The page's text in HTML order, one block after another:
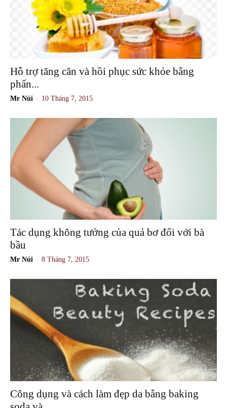
Hỗ trợ tăng cân và hồi phục sức khỏe bằng
phấn...
Mr Núi - 10 Tháng 7, 2015
Tác dụng không tưởng của quả bơ đối với bà
bầu
Mr Núi - 8 Tháng 7, 2015
Công dụng và cách làm đẹp da bằng baking